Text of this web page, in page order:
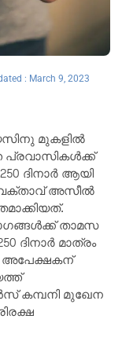
: March 9, 2023
മുകളിൽ
പ്രവാസികൾക്ക്
ദിനാർ ആയി
വക്താവ് അസീൽ
താമസ
ദിനാർ മാത്രം
അപേക്ഷകന്
കമ്പനി മുഖേന